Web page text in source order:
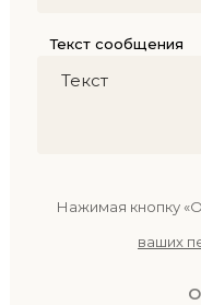
Текст сообщения
Нажимая кнопку
ваших